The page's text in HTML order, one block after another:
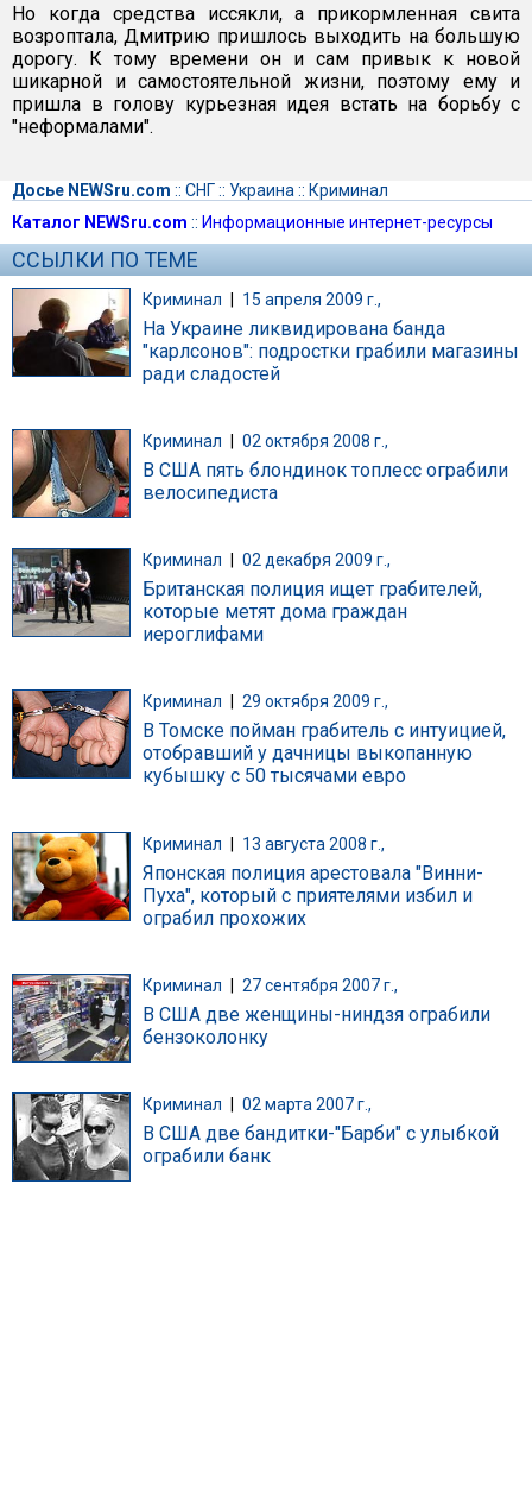
Но когда средства иссякли, а прикормленная свита
возроптала, Дмитрию пришлось выходить на большую
дорогу. К тому времени он и сам привык к новой
шикарной и самостоятельной жизни, поэтому ему и
пришла в голову курьезная идея встать на борьбу с
"неформалами".
Досье NEWSru.com :: СНГ:: Украина :: Криминал
Каталог NEWSru.com :: Информационные интернет-ресурсы
ССЫЛКИ ПО ТЕМЕ
Криминал | 15 апреля 2009 г.,
На Украине ликвидирована банда
"карлсонов": подростки грабили магазины
ради сладостей
Криминал 02 октября 2008 г.,
В США пять блондинок топлесс ограбили
велосипедиста
Криминал 02 декабря 2009 г.,
Британская полиция ищет грабителей,
которые метят дома граждан
иероглифами
Криминал 29 октября 2009 г.,
В Томске пойман грабитель с интуицией,
отобравший у дачницы выкопанную
кубышку с 50 тысячами евро
Криминал | 13 августа 2008 г.,
Японская полиция арестовала "Винни-
Пуха", который с приятелями избил и
ограбил прохожих
Криминал 27 сентября 2007 г.,
В США две женщины-ниндзя ограбили
бензоколонку
Криминал 02 марта 2007 г.,
В США две бандитки-"Барби" с улыбкой
ограбили банк